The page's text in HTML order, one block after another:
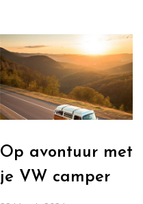
Op avontuur met
je VW camper